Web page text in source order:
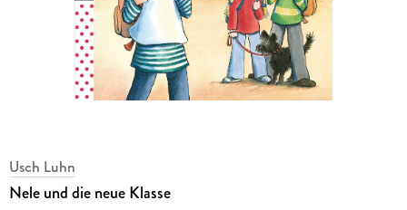
Usch Luhn
Nele und die neue Klasse